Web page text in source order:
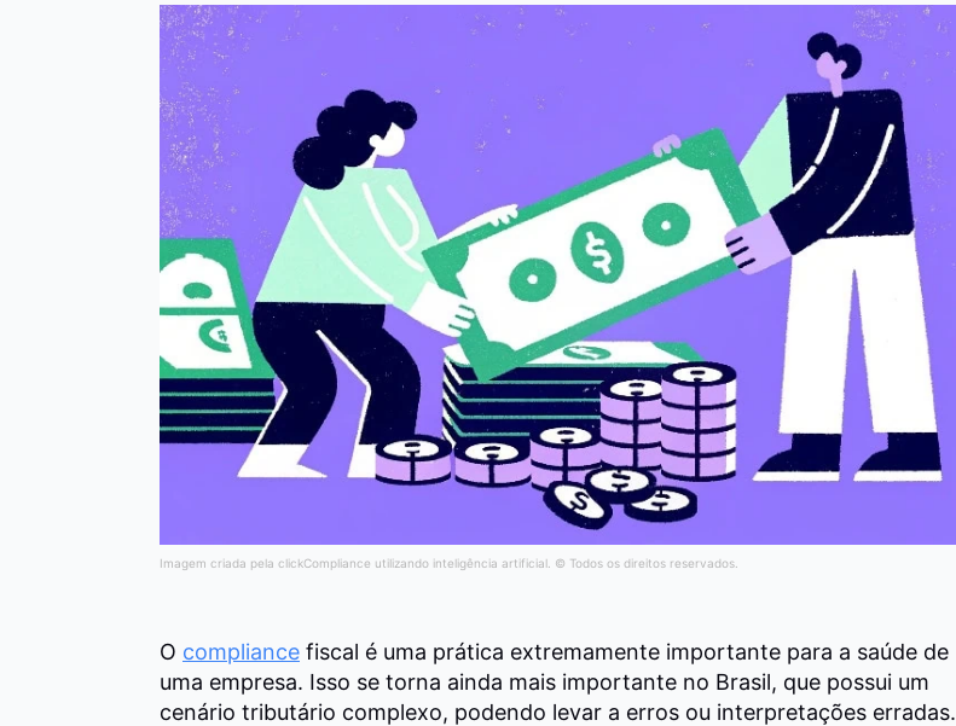
Imagem criada pela clickCompliance utilizando inteligência artificial. © Todos os direitos reservados.
O compliance fiscal é uma prática extremamente importante para a saúde de
uma empresa. Isso se torna ainda mais importante no Brasil, que possui um
cenário tributário complexo, podendo levar a erros ou interpretações erradas.